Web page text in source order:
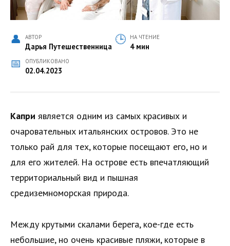
АВТОР
Дарья Путешественница
НА ЧТЕНИЕ
4 мин
ОПУБЛИКОВАНО
02.04.2023
Капри является одним из самых красивых и
очаровательных итальянских островов. Это не
только рай для тех, которые посещают его, но и
для его жителей. На острове есть впечатляющий
территориальный вид и пышная
средиземноморская природа.
Между крутыми скалами берега, кое-где есть
небольшие, но очень красивые пляжи, которые в